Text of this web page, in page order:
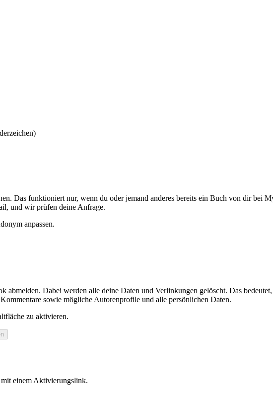
Das funktioniert nur, wenn du oder jemand anderes bereits ein Buch von dir bei
und wir prüfen deine Anfrage.
anpassen.
abmelden. Dabei werden alle deine Daten und Verlinkungen gelöscht. Das
sowie mögliche Autorenprofile und alle persönlichen Daten.
zu aktivieren.
einem Aktivierungslink.